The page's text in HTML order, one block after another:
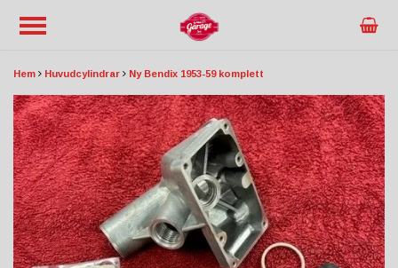
Hem Huvudcylindrar Ny Bendix 1953-59 komplett